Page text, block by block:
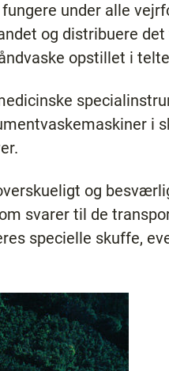
under alle
og distribuere det
opstillet i
i
og
svarer til de
specielle skuffe,